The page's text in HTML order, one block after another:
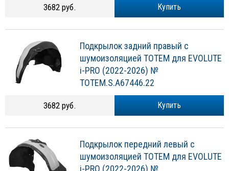
Купить
3682 руб.
Подкрылок задний правый с
шумоизоляцией TOTEM для EVOLUTE
i-PRO (2022-2026) №
TOTEM.S.A67446.22
Купить
3682 руб.
Подкрылок передний левый с
шумоизоляцией TOTEM для EVOLUTE